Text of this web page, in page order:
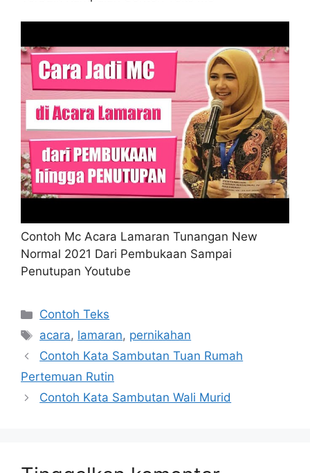
Contoh Mc Acara Lamaran Tunangan New
Normal 2021 Dari Pembukaan Sampai
Penutupan Youtube
Kategori
Contoh Teks
Tag
acara, lamaran, pernikahan
Contoh Kata Sambutan Tuan Rumah
Pertemuan Rutin
Contoh Kata Sambutan Wali Murid